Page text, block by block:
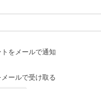
をメールで通知
ールで受け取る